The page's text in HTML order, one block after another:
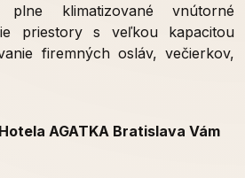
plne klimatizované vnútorné
priestory s veľkou kapacitou
firemných osláv, večierkov,
AGATKA Bratislava Vám